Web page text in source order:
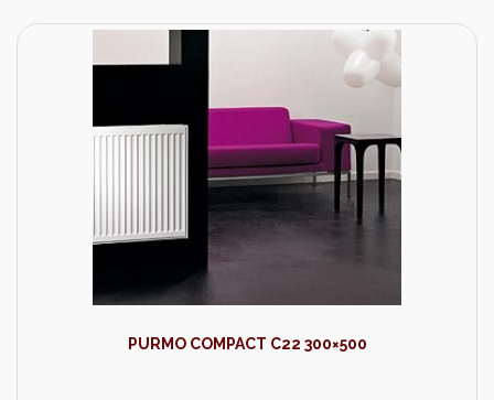
PURMO COMPACT C22 300×500